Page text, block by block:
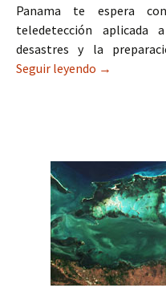
Panama te espera
teledetección
desastres y la
Seguir leyendo Curso de
→